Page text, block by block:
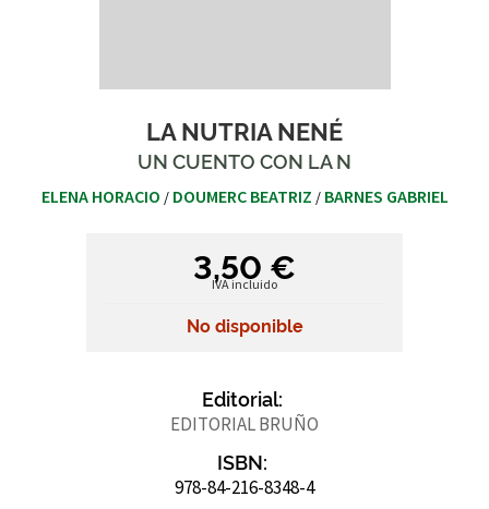
LA NUTRIA NENÉ
UN CUENTO CON LA N
ELENA HORACIO / DOUMERC BEATRIZ / BARNES GABRIEL
3,50 €
IVA incluido
No disponible
Editorial:
EDITORIAL BRUÑO
ISBN:
978-84-216-8348-4